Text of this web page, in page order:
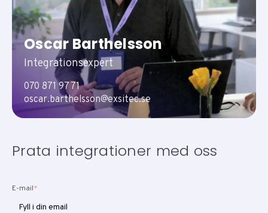
Oscar Barthelsson
Integrationsexpert
070 871 97 71
oscar.barthelsson@exsitec.se
Prata integrationer med oss
E-mail*